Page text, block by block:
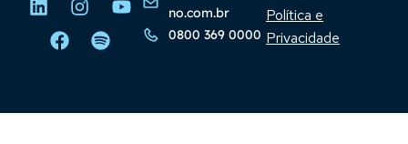
Política e
Privacidade
no.com.br
0800 369 0000